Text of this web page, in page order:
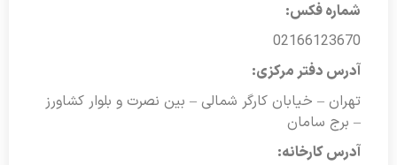
شماره فکس:
02166123670
آدرس دفتر مرکزی:
تهران – خیابان کارگر شمالی – بین نصرت و بلوار کشاورز
– برج سامان
آدرس کارخانه: